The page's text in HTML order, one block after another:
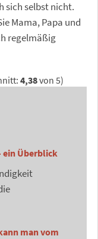
sich selbst nicht.
Mama, Papa und
regelmäßig
4,38von 5)
ein Überblick
man vom